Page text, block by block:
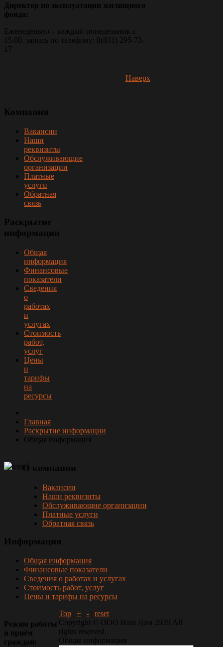
Директор по эксплуатации жилищного
фонда:
Еженедельно – каждый понедельник с
15.00, запись по телефону: 8(831) 295-73-
17
Наверх
Компания
Вакансии
Наши
реквизиты
Обслуживающие
организации
Платные
услуги
Обратная
связь
Раскрытие
информации
Общая
информация
Финансовые
показатели
Сведения
о
работах
и
услугах
Стоимость
работ,
услуг
Цены
и
тарифы
на
ресурсы
Главная
Раскрытие информации
Общая информация
О компании
Вакансии
Наши реквизиты
Обслуживающие организации
Платные услуги
Обратная связь
Информация
Общая информация
Финансовые показатели
Сведения о работах и услугах
Стоимость работ, услуг
Цены и тарифы на ресурсы
Режим работы
и приём
граждан:
Top |+ |- |reset
Copyright © ООО Наш Дом 2026 All
rights reserved.
Общая информация